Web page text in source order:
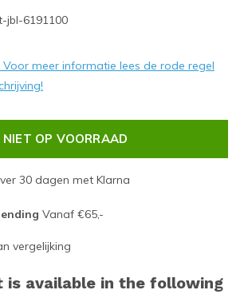
jbl-6191100
Voor meer informatie lees de rode regel
NIET OP VOORRAAD
30 dagen met Klarna
Vanaf €65,-
vergelijking
is available in the following